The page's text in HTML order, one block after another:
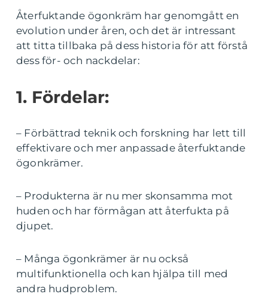
Återfuktande ögonkräm har genomgått en
evolution under åren, och det är intressant
att titta tillbaka på dess historia för att förstå
dess för- och nackdelar:
1. Fördelar:
– Förbättrad teknik och forskning har lett till
effektivare och mer anpassade återfuktande
ögonkrämer.
– Produkterna är nu mer skonsamma mot
huden och har förmågan att återfukta på
djupet.
– Många ögonkrämer är nu också
multifunktionella och kan hjälpa till med
andra hudproblem.